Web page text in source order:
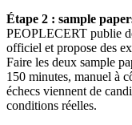
Étape 2 : sample
PEOPLECERT publie
officiel et propose des
Faire les deux sample
150 minutes, manuel à
échecs viennent de
conditions réelles.